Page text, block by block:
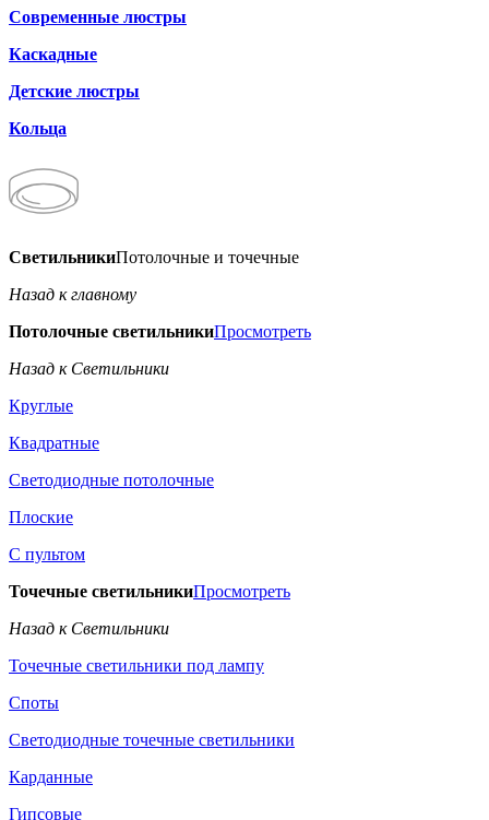
Современные люстры
Каскадные
Детские люстры
Кольца
СветильникиПотолочные и точечные
Назад к главному
Потолочные светильникиПросмотреть
Назад к Светильники
Круглые
Квадратные
Светодиодные потолочные
Плоские
С пультом
Точечные светильникиПросмотреть
Назад к Светильники
Точечные светильники под лампу
Споты
Светодиодные точечные светильники
Карданные
Гипсовые